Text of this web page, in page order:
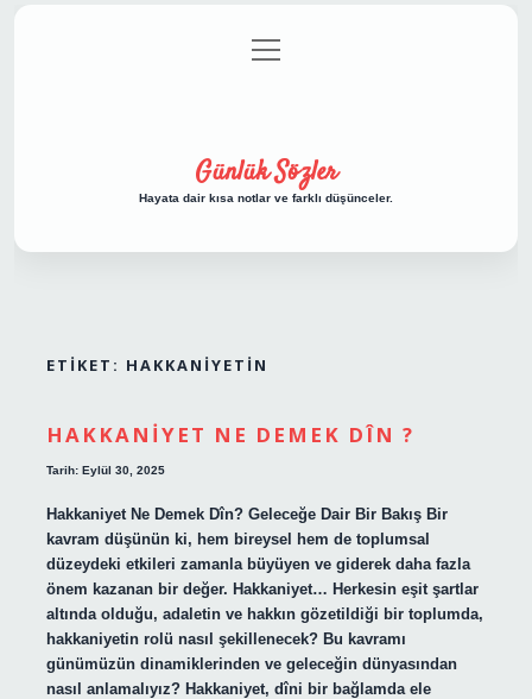
Gizlilik Politikası
menüyü
aç
Günlük Sözler
Hayata dair kısa notlar ve farklı düşünceler.
ETIKET: HAKKANIYETIN
HAKKANIYET NE DEMEK DÎN ?
Tarih: Eylül 30, 2025
Hakkaniyet Ne Demek Dîn? Geleceğe Dair Bir Bakış Bir
kavram düşünün ki, hem bireysel hem de toplumsal
düzeydeki etkileri zamanla büyüyen ve giderek daha fazla
önem kazanan bir değer. Hakkaniyet… Herkesin eşit şartlar
altında olduğu, adaletin ve hakkın gözetildiği bir toplumda,
hakkaniyetin rolü nasıl şekillenecek? Bu kavramı
günümüzün dinamiklerinden ve geleceğin dünyasından
nasıl anlamalıyız? Hakkaniyet, dîni bir bağlamda ele